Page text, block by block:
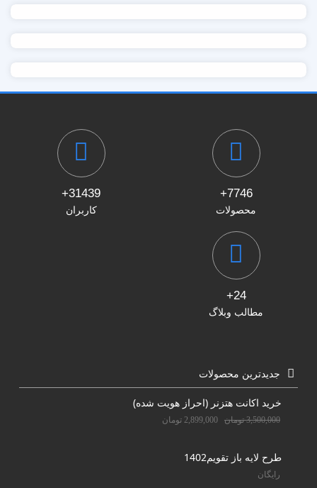
7746+
محصولات
31439+
کاربران
24+
مطالب وبلاگ
جدیدترین محصولات
خرید اکانت هتزنر (احراز هویت شده)
3,500,000 تومان 2,899,000 تومان
طرح لایه باز تقویم1402
رایگان